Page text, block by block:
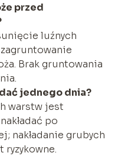
przed
luźnych
Brak gruntowania
jednego dnia?
warstw jest
po
nakładanie grubych